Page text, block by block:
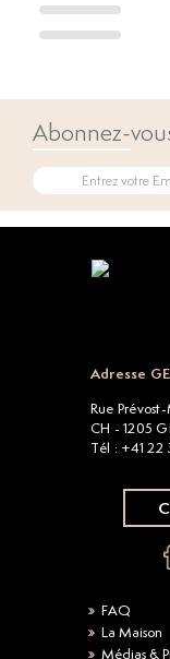
Abonnez-
Adresse
Rue
CH - 1205
Tél : +41 22
FAQ
La Maison
Médias &